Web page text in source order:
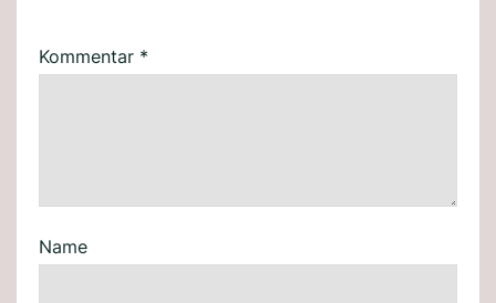
Kommentar *
Name